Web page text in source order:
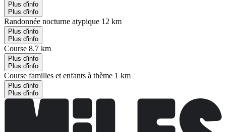
Plus d'info
Plus d'info
Randonnée nocturne atypique 12 km
Plus d'info
Plus d'info
Course 8.7 km
Plus d'info
Plus d'info
Course familles et enfants à thème 1 km
Plus d'info
Plus d'info